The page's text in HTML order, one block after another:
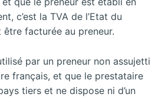
c’est la TVA de l’Etat du
facturée au preneur.
par un preneur non assujetti
français, et que le prestataire
tiers et ne dispose ni d’un